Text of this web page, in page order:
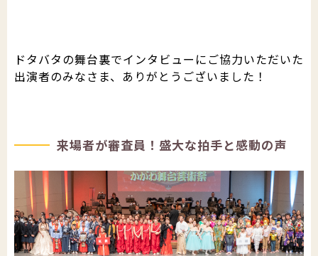
ドタバタの舞台裏でインタビューにご協力いただいた
出演者のみなさま、ありがとうございました！
来場者が審査員！盛大な拍手と感動の声